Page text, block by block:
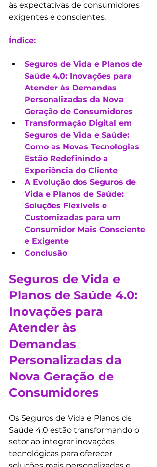
às expectativas de consumidores
exigentes e conscientes.
Índice:
Seguros de Vida e Planos de
Saúde 4.0: Inovações para
Atender às Demandas
Personalizadas da Nova
Geração de Consumidores
Transformação Digital em
Seguros de Vida e Saúde:
Como as Novas Tecnologias
Estão Redefinindo a
Experiência do Cliente
A Evolução dos Seguros de
Vida e Planos de Saúde:
Soluções Flexíveis e
Customizadas para um
Consumidor Mais Consciente
e Exigente
Conclusão
Seguros de Vida e
Planos de Saúde 4.0:
Inovações para
Atender às
Demandas
Personalizadas da
Nova Geração de
Consumidores
Os Seguros de Vida e Planos de
Saúde 4.0 estão transformando o
setor ao integrar inovações
tecnológicas para oferecer